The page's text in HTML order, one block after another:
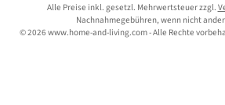
Alle Preise inkl. gesetzl. Mehrwertsteuer zzgl.
Nachnahmegebühren, wenn nicht
© 2026 www.home-and-living.com - Alle Rechte